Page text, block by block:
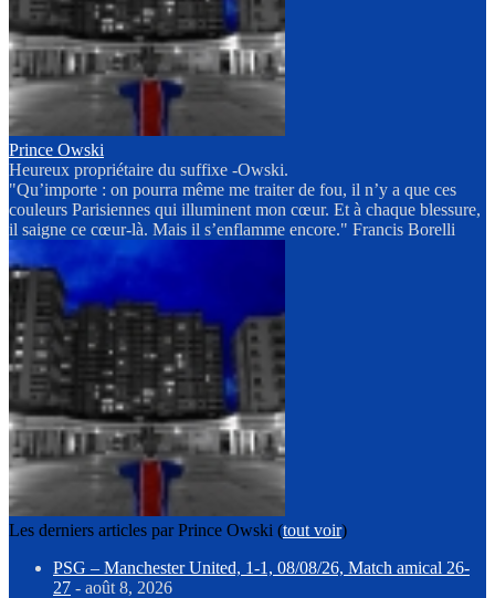
Prince Owski
Heureux propriétaire du suffixe -Owski.
"Qu’importe : on pourra même me traiter de fou, il n’y a que ces
couleurs Parisiennes qui illuminent mon cœur. Et à chaque blessure,
il saigne ce cœur-là. Mais il s’enflamme encore." Francis Borelli
Les derniers articles par Prince Owski (tout voir)
PSG – Manchester United, 1-1, 08/08/26, Match amical 26-
27 - août 8, 2026